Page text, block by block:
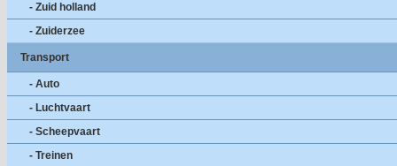
- Zuid holland
- Zuiderzee
Transport
- Auto
- Luchtvaart
- Scheepvaart
- Treinen